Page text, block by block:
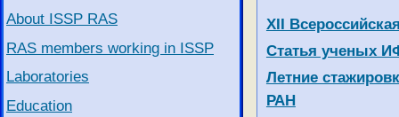
About ISSP RAS
RAS members working in ISSP
Laboratories
Education
Articles
Title
XII
Статья ученых
Летние
РАН